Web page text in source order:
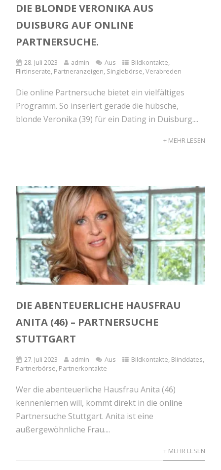
DIE BLONDE VERONIKA AUS
DUISBURG AUF ONLINE
PARTNERSUCHE.
28. Juli 2023 admin Aus Bildkontakte
Flirtinserate Partneranzeigen Singlebörse ,Verabreden
Die online Partnersuche bietet ein vielfältiges
Programm. So inseriert gerade die hübsche,
blonde Veronika (39) für ein Dating in Duisburg....
+ MEHR LESEN
DIE ABENTEUERLICHE HAUSFRAU
ANITA (46) – PARTNERSUCHE
STUTTGART
27. Juli 2023 admin Aus Bildkontakte, Blinddates,
Partnerbörse, Partnerkontakte
Wer die abenteuerliche Hausfrau Anita (46)
kennenlernen will, kommt direkt in die online
Partnersuche Stuttgart. Anita ist eine
außergewöhnliche Frau....
+ MEHR LESEN